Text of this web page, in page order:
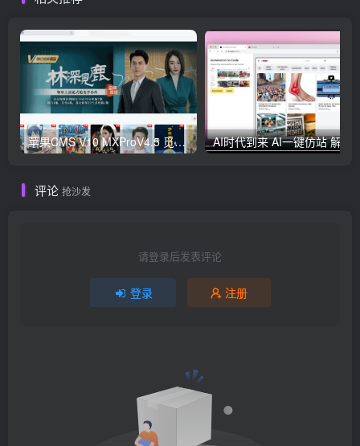
苹果CMS V10 MXProV4.5 觅知优化版
评论 抢沙发
请登录后发表评论
登录 注册